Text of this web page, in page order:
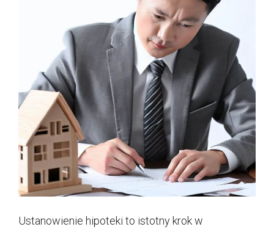
Ustanowienie hipoteki to istotny krok w